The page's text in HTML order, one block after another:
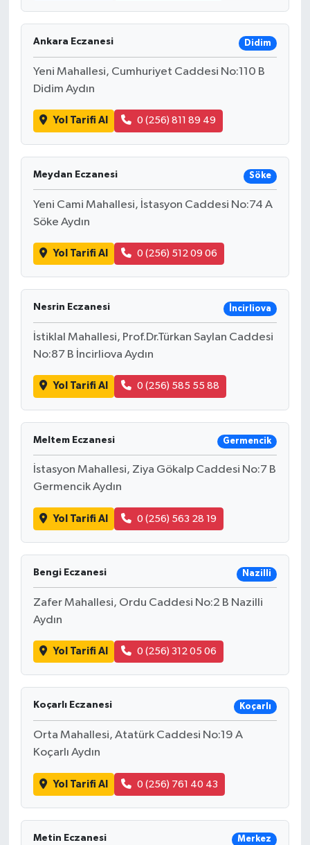
Ankara Eczanesi Didim
Yeni Mahallesi, Cumhuriyet Caddesi No:110 B
Didim Aydın
Yol Tarifi Al 0 (256) 811 89 49
Meydan Eczanesi Söke
Yeni Cami Mahallesi, İstasyon Caddesi No:74 A
Söke Aydın
Yol Tarifi Al 0 (256) 512 09 06
Nesrin Eczanesi İncirliova
İstiklal Mahallesi, Prof.Dr.Türkan Saylan Caddesi
No:87 B İncirliova Aydın
Yol Tarifi Al 0 (256) 585 55 88
Meltem Eczanesi Germencik
İstasyon Mahallesi, Ziya Gökalp Caddesi No:7 B
Germencik Aydın
Yol Tarifi Al 0 (256) 563 28 19
Bengi Eczanesi Nazilli
Zafer Mahallesi, Ordu Caddesi No:2 B Nazilli
Aydın
Yol Tarifi Al 0 (256) 312 05 06
Koçarlı Eczanesi Koçarlı
Orta Mahallesi, Atatürk Caddesi No:19 A
Koçarlı Aydın
Yol Tarifi Al 0 (256) 761 40 43
Metin Eczanesi Merkez